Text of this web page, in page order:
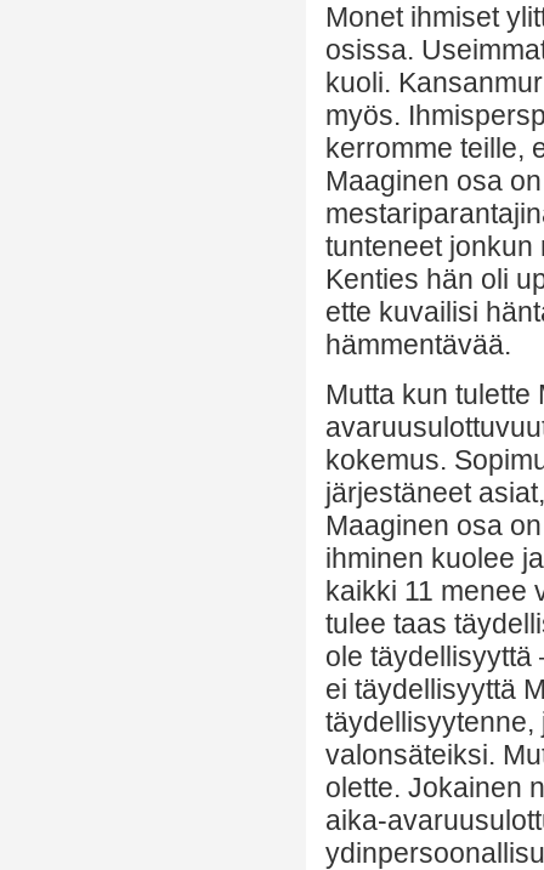
Monet ihmiset
osissa.
kuoli.
myös.
kerromme teille,
Maaginen osa
tunteneet jonkun
Kenties hän oli
ette kuvailisi
hämmentävää.
Mutta kun tulette
kokemus.
järjestäneet
Maaginen osa
ihminen kuolee
kaikki 11 menee
tulee taas
ole täydellisyyttä
ei täydellisyyttä
valonsäteiksi.
olette. Jokainen
aika-